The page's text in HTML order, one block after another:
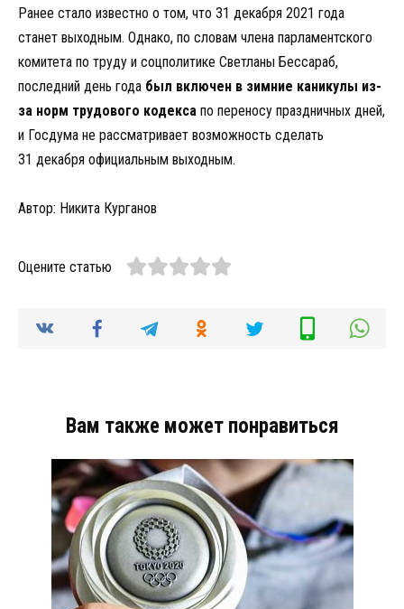
Ранее стало известно о том, что 31 декабря 2021 года
станет выходным. Однако, по словам члена парламентского
комитета по труду и соцполитике Светланы Бессараб,
последний день года был включен в зимние каникулы из-
за норм трудового кодекса по переносу праздничных дней,
и Госдума не рассматривает возможность сделать
31 декабря официальным выходным.
Автор: Никита Курганов
Оцените статью
Вам также может понравиться